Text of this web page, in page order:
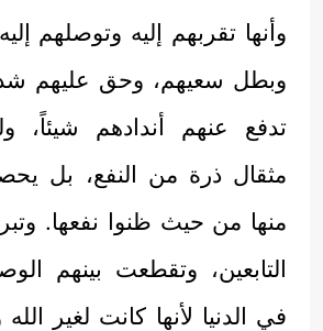
وأنها تقربهم إليه وتوصلهم
وبطل سعيهم، وحق عليهم
تدفع عنهم أندادهم شيئاً،
مثقال ذرة من النفع، بل
منها من حيث ظنوا نفعها.
التابعين، وتقطعت بينهم
في الدنيا لأنها كانت لغير